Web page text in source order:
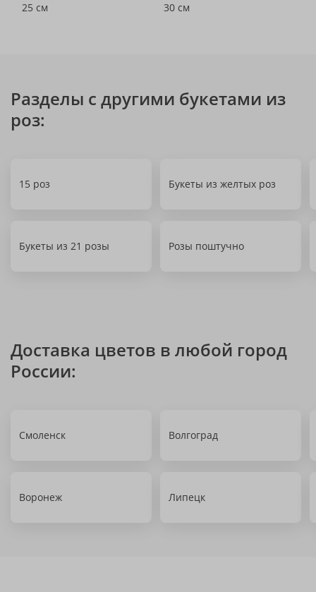
25 см
30 см
Разделы с другими букетами из
роз:
15 роз Букеты из желтых роз
Букеты из 21 розы Розы поштучно
Доставка цветов в любой город
России:
Смоленск Волгоград
Воронеж Липецк